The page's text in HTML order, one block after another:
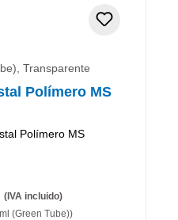
Transparente
Polímero MS
Polímero MS
(IVA incluido)
(Green Tube))